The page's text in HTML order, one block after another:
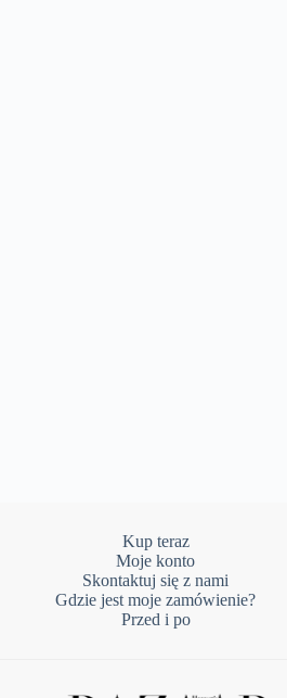
Kup teraz
Moje konto
Skontaktuj się z nami
Gdzie jest moje zamówienie?
Przed i po